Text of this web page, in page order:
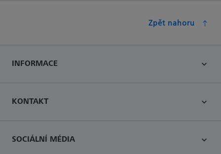
Zpět nahoru
INFORMACE
KONTAKT
SOCIÁLNÍ MÉDIA